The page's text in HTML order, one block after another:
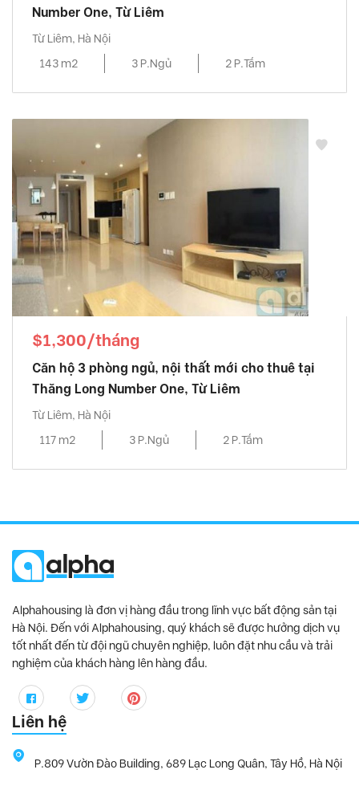
Number One, Từ Liêm
Từ Liêm, Hà Nội
143 m2
3 P.Ngủ 2 P.Tắm
$1,300/tháng
Căn hộ 3 phòng ngủ, nội thất mới cho thuê tại
Thăng Long Number One, Từ Liêm
Từ Liêm, Hà Nội
117 m2
3 P.Ngủ 2 P.Tắm
Alphahousing là đơn vị hàng đầu trong lĩnh vực bất động sản tại
Hà Nội. Đến với Alphahousing, quý khách sẽ được hưởng dịch vụ
tốt nhất đến từ đội ngũ chuyên nghiệp, luôn đặt nhu cầu và trải
nghiệm của khách hàng lên hàng đầu.
Liên hệ
P.809 Vườn Đào Building, 689 Lạc Long Quân, Tây Hồ, Hà Nội